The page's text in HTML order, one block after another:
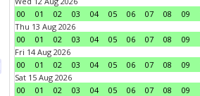
00
01 02 03 04 05 06 07 08 09
Thu 13 Aug 2026
00
01 02 03 04 05 06 07 08 09
Fri 14 Aug 2026
00
01 02 03 04 05 06 07 08 09
Sat 15 Aug 2026
00
01 02 03 04 05 06 07 08 09